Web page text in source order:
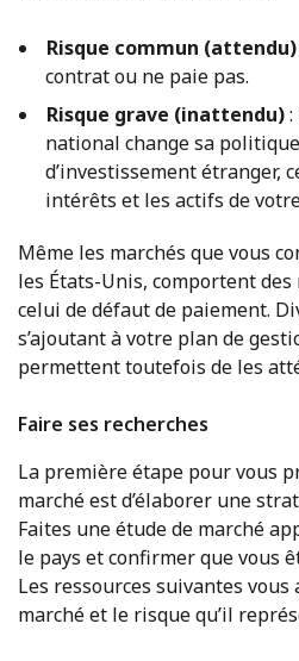
Risque commun (attendu)
contrat ou ne paie pas.
Risque grave (inattendu)
national change sa
d’investissement étranger,
intérêts et les actifs de
Même les marchés que vous
les États-Unis, comportent
celui de défaut de paiement.
s’ajoutant à votre plan de
permettent toutefois de les
Faire ses recherches
La première étape pour vous
marché est d’élaborer une
Faites une étude de marché
le pays et confirmer que vous
Les ressources suivantes
marché et le risque qu’il